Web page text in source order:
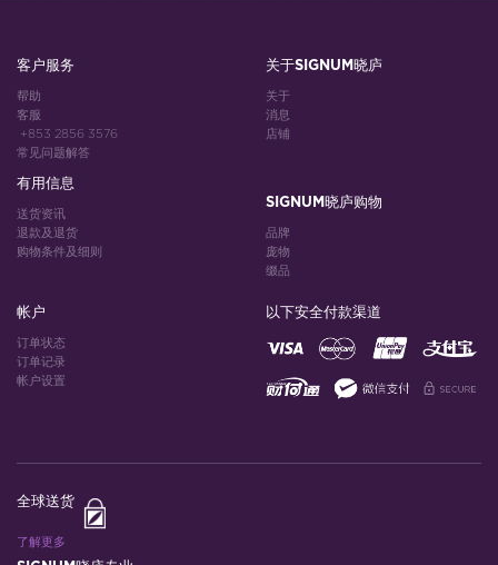
客户服务
帮助
客服
+853 2856 3576
常见问题解答
有用信息
送货资讯
退款及退货
购物条件及细则
关于SIGNUM晓庐
关于
消息
店铺
SIGNUM晓庐购物
品牌
庞物
缀品
帐户
订单状态
订单记录
帐户设置
以下安全付款渠道
全球送货
了解更多